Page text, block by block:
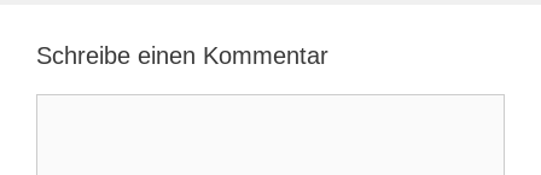
Schreibe einen Kommentar